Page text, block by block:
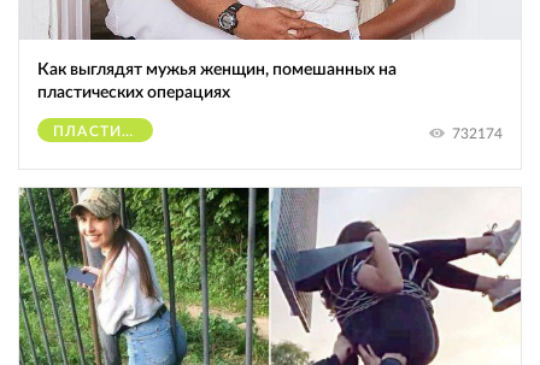
Как выглядят мужья женщин, помешанных на
пластических операциях
ПЛАСТИЧЕСКИЕ ОПЕРАЦИИ 732174